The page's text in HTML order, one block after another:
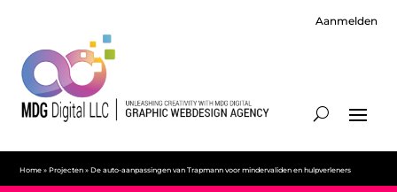
Aanmelden
Home »Projecten »De auto-aanpassingen van Trapmann voor mindervaliden en hulpverleners